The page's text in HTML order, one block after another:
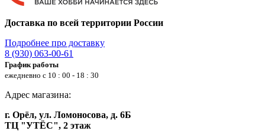
Доставка по всей территории России
Подробнее про доставку
8 (930) 063-00-61
График работы
ежедневно с 10 : 00 - 18 : 30
Адрес магазина:
г. Орёл, ул. Ломоносова, д. 6Б
ТЦ "УТЁС", 2 этаж